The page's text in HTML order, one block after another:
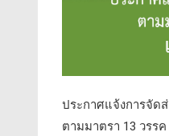
ประกาศแจ้งการจัด
ตามมาตรา 13 วรร